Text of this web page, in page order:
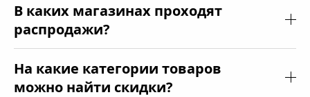
В каких магазинах проходят
распродажи?
На какие категории товаров
можно найти скидки?